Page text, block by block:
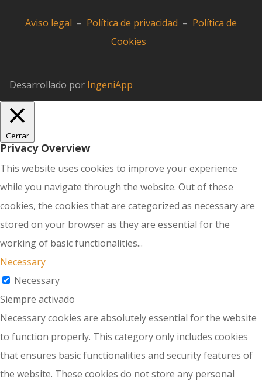
Aviso legal – Política de privacidad – Política de
Cookies
Desarrollado por IngeniApp
Cerrar
Privacy Overview
This website uses cookies to improve your experience
while you navigate through the website. Out of these
cookies, the cookies that are categorized as necessary are
stored on your browser as they are essential for the
working of basic functionalities...
Necessary
Necessary
Siempre activado
Necessary cookies are absolutely essential for the website
to function properly. This category only includes cookies
that ensures basic functionalities and security features of
the website. These cookies do not store any personal